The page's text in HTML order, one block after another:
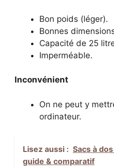
Bon poids (léger).
Bonnes
Capacité de 25
Imperméable.
Inconvénient
On ne peut y
ordinateur.
Lisez aussi : Sacs à
guide & comparatif